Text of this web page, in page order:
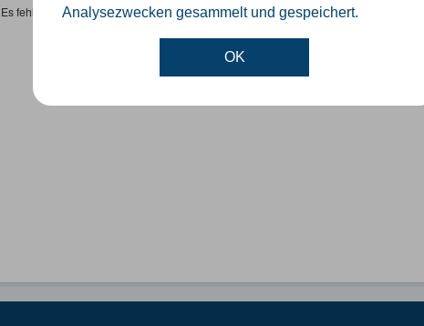
Analysezwecken gesammelt und gespeichert.
OK
Es fehlen spezifische Datensätze? Wenden Sie sich bitte an einen Administrator unter: